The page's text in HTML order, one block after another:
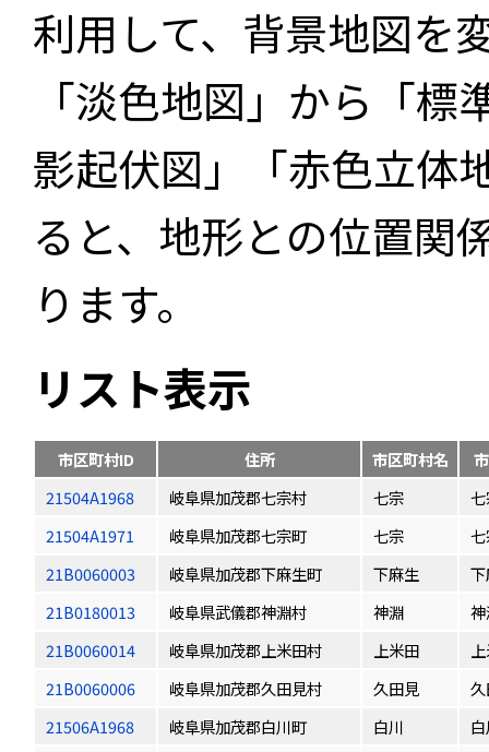
利用して、背景地図を
「淡色地図」から「
影起伏図」「赤色立体
ると、地形との位置関
ります。
リスト表示
市区町村ID 住所 市区町村名
21504A1968
岐阜県加茂郡七宗村 七宗
21504A1971
岐阜県加茂郡七宗町 七宗
21B0060003
岐阜県加茂郡下麻生町 下麻生
21B0180013
岐阜県武儀郡神淵村 神淵
21B0060014
岐阜県加茂郡上米田村 上米田
21B0060006
岐阜県加茂郡久田見村 久田見
21506A1968
岐阜県加茂郡白川町 白川